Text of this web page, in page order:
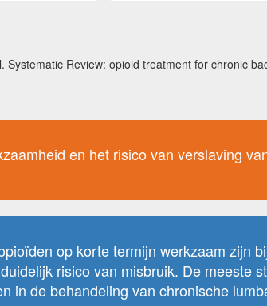
Systematic Review: opioid treatment for chronic
en het risico van verslaving
op korte termijn werkzaam zijn
risico van misbruik. De meeste
in de behandeling van chronische